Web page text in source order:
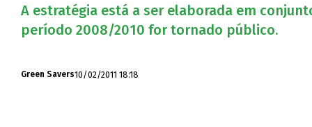
A estratégia está a ser elaborada em
período 2008/2010 for tornado público.
Green Savers10/02/2011 18:18